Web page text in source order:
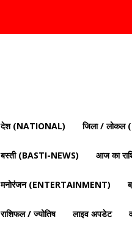
की
ताज़ा
और
दुनिया
की
देश (NATIONAL) जिला / लोकल
बस्ती (BASTI-NEWS) आज का
मनोरंजन (ENTERTAINMENT)
राशिफल / ज्योतिष लाइव अपडेट